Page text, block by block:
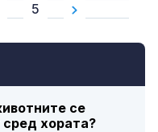
5
се
хората?